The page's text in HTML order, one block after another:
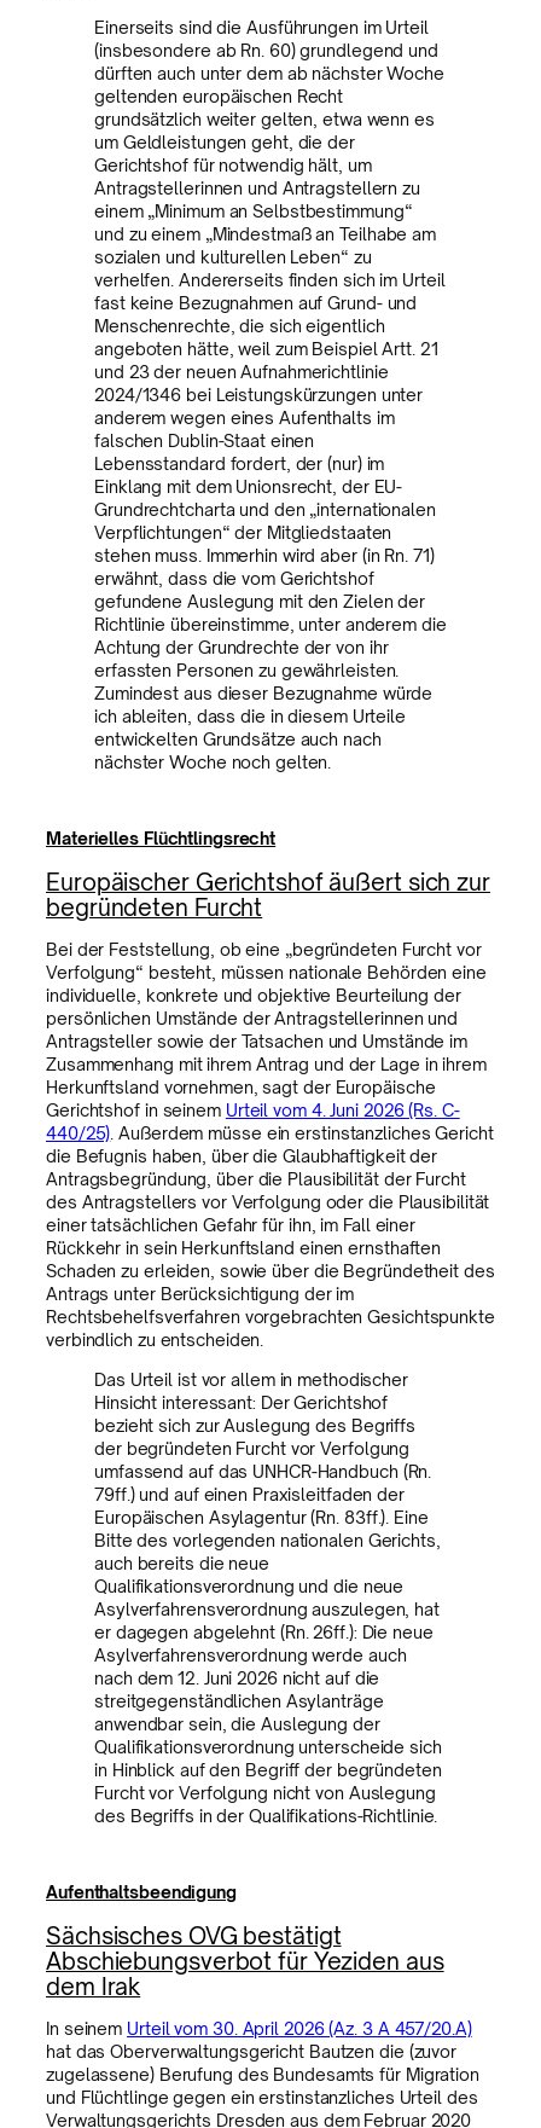
Einerseits sind die Ausführungen im Urteil
(insbesondere ab Rn. 60) grundlegend und
dürften auch unter dem ab nächster Woche
geltenden europäischen Recht
grundsätzlich weiter gelten, etwa wenn es
um Geldleistungen geht, die der
Gerichtshof für notwendig hält, um
Antragstellerinnen und Antragstellern zu
einem „Minimum an Selbstbestimmung“
und zu einem „Mindestmaß an Teilhabe am
sozialen und kulturellen Leben“ zu
verhelfen. Andererseits finden sich im Urteil
fast keine Bezugnahmen auf Grund- und
Menschenrechte, die sich eigentlich
angeboten hätte, weil zum Beispiel Artt. 21
und 23 der neuen Aufnahmerichtlinie
2024/1346 bei Leistungskürzungen unter
anderem wegen eines Aufenthalts im
falschen Dublin-Staat einen
Lebensstandard fordert, der (nur) im
Einklang mit dem Unionsrecht, der EU-
Grundrechtcharta und den „internationalen
Verpflichtungen“ der Mitgliedstaaten
stehen muss. Immerhin wird aber (in Rn. 71)
erwähnt, dass die vom Gerichtshof
gefundene Auslegung mit den Zielen der
Richtlinie übereinstimme, unter anderem die
Achtung der Grundrechte der von ihr
erfassten Personen zu gewährleisten.
Zumindest aus dieser Bezugnahme würde
ich ableiten, dass die in diesem Urteile
entwickelten Grundsätze auch nach
nächster Woche noch gelten.
Materielles Flüchtlingsrecht
Europäischer Gerichtshof äußert sich zur
begründeten Furcht
Bei der Feststellung, ob eine „begründeten Furcht vor
Verfolgung“ besteht, müssen nationale Behörden eine
individuelle, konkrete und objektive Beurteilung der
persönlichen Umstände der Antragstellerinnen und
Antragsteller sowie der Tatsachen und Umstände im
Zusammenhang mit ihrem Antrag und der Lage in ihrem
Herkunftsland vornehmen, sagt der Europäische
Gerichtshof in seinem Urteil vom 4. Juni 2026 (Rs. C-
440/25) . Außerdem müsse ein erstinstanzliches Gericht
die Befugnis haben, über die Glaubhaftigkeit der
Antragsbegründung, über die Plausibilität der Furcht
des Antragstellers vor Verfolgung oder die Plausibilität
einer tatsächlichen Gefahr für ihn, im Fall einer
Rückkehr in sein Herkunftsland einen ernsthaften
Schaden zu erleiden, sowie über die Begründetheit des
Antrags unter Berücksichtigung der im
Rechtsbehelfsverfahren vorgebrachten Gesichtspunkte
verbindlich zu entscheiden.
Das Urteil ist vor allem in methodischer
Hinsicht interessant: Der Gerichtshof
bezieht sich zur Auslegung des Begriffs
der begründeten Furcht vor Verfolgung
umfassend auf das UNHCR-Handbuch (Rn.
79ff.) und auf einen Praxisleitfaden der
Europäischen Asylagentur (Rn. 83ff.). Eine
Bitte des vorlegenden nationalen Gerichts,
auch bereits die neue
Qualifikationsverordnung und die neue
Asylverfahrensverordnung auszulegen, hat
er dagegen abgelehnt (Rn. 26ff.): Die neue
Asylverfahrensverordnung werde auch
nach dem 12. Juni 2026 nicht auf die
streitgegenständlichen Asylanträge
anwendbar sein, die Auslegung der
Qualifikationsverordnung unterscheide sich
in Hinblick auf den Begriff der begründeten
Furcht vor Verfolgung nicht von Auslegung
des Begriffs in der Qualifikations-Richtlinie.
Aufenthaltsbeendigung
Sächsisches OVG bestätigt
Abschiebungsverbot für Yeziden aus
dem Irak
In seinem Urteil vom 30. April 2026 (Az. 3 A 457/20.A)
hat das Oberverwaltungsgericht Bautzen die (zuvor
zugelassene) Berufung des Bundesamts für Migration
und Flüchtlinge gegen ein erstinstanzliches Urteil des
Verwaltungsgerichts Dresden aus dem Februar 2020